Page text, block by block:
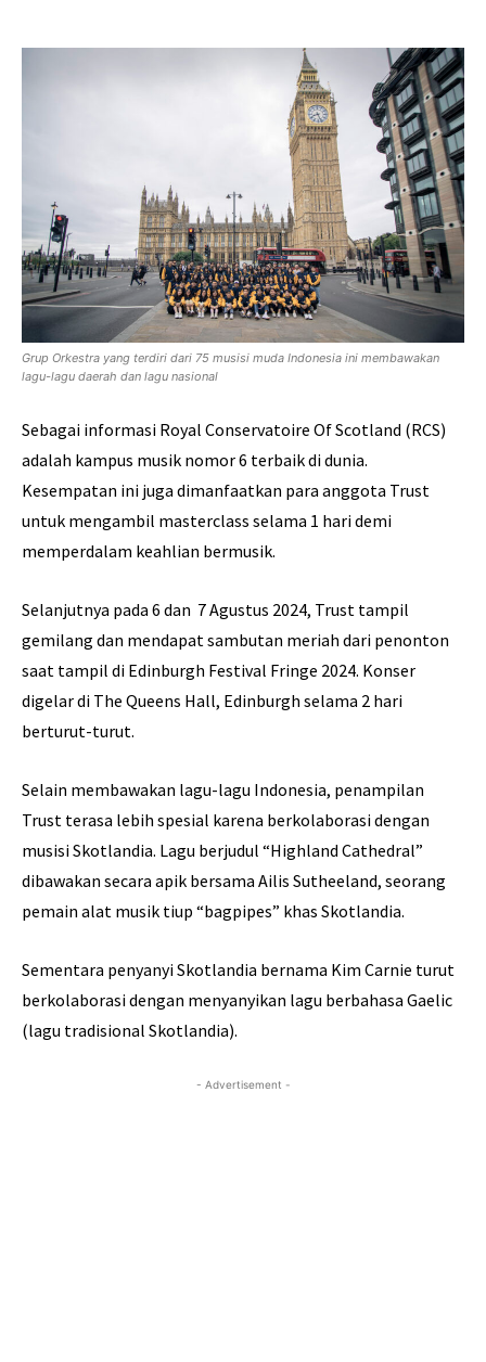
Grup Orkestra yang terdiri dari 75 musisi muda Indonesia ini membawakan
lagu-lagu daerah dan lagu nasional
Sebagai informasi Royal Conservatoire Of Scotland (RCS)
adalah kampus musik nomor 6 terbaik di dunia.
Kesempatan ini juga dimanfaatkan para anggota Trust
untuk mengambil masterclass selama 1 hari demi
memperdalam keahlian bermusik.
Selanjutnya pada 6 dan 7 Agustus 2024, Trust tampil
gemilang dan mendapat sambutan meriah dari penonton
saat tampil di Edinburgh Festival Fringe 2024. Konser
digelar di The Queens Hall, Edinburgh selama 2 hari
berturut-turut.
Selain membawakan lagu-lagu Indonesia, penampilan
Trust terasa lebih spesial karena berkolaborasi dengan
musisi Skotlandia. Lagu berjudul “Highland Cathedral”
dibawakan secara apik bersama Ailis Sutheeland, seorang
pemain alat musik tiup “bagpipes” khas Skotlandia.
Sementara penyanyi Skotlandia bernama Kim Carnie turut
berkolaborasi dengan menyanyikan lagu berbahasa Gaelic
(lagu tradisional Skotlandia).
- Advertisement -